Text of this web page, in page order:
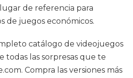
de referencia para
de juegos económicos.
catálogo de videojuegos
todas las sorpresas que te
Compra las versiones más